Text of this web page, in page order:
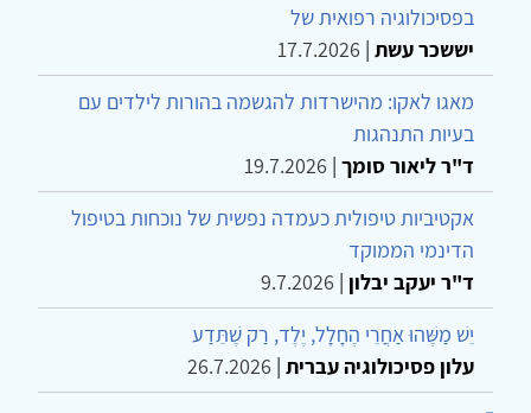
בפסיכולוגיה רפואית של
יששכר עשת |
17.7.2026
מאגו לאקו: מהישרדות להגשמה בהורות לילדים עם
בעיות התנהגות
ד"ר ליאור סומך |
19.7.2026
אקטיביות טיפולית כעמדה נפשית של נוכחות בטיפול
הדינמי הממוקד
ד"ר יעקב יבלון |
9.7.2026
יֵשׁ מַשֶּׁהוּ אַחֲרֵי הֶחָלָל, יֶלֶד, רַק שֶׁתֵּדַע
עלון פסיכולוגיה עברית |
26.7.2026